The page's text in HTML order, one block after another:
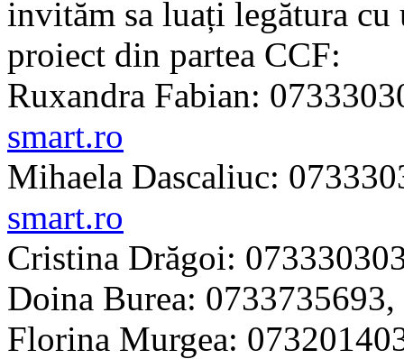
invităm sa luați legătura
proiect din partea CCF:
Ruxandra Fabian:
smart.ro
Mihaela Dascaliuc:
smart.ro
Cristina Drăgoi:
Doina Burea: 0733735693,
Florina Murgea: